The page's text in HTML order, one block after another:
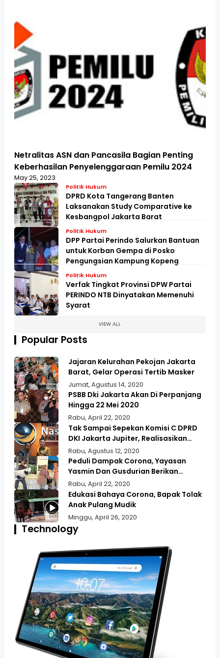
Netralitas ASN dan Pancasila Bagian Penting
Keberhasilan Penyelenggaraan Pemilu 2024
May 25, 2023
Politik Hukum
DPRD Kota Tangerang Banten
Laksanakan Study Comparative ke
Kesbangpol Jakarta Barat
Politik Hukum
DPP Partai Perindo Salurkan Bantuan
untuk Korban Gempa di Posko
Pengungsian Kampung Kopeng
Politik Hukum
Verfak Tingkat Provinsi DPW Partai
PERINDO NTB Dinyatakan Memenuhi
Syarat
VIEW ALL
Popular Posts
Jajaran Kelurahan Pekojan Jakarta
Barat, Gelar Operasi Tertib Masker
Jumat, Agustus 14, 2020
PSBB Dki Jakarta Akan Di Perpanjang
Hingga 22 Mei 2020
Rabu, April 22, 2020
Tak Sampai Sepekan Komisi C DPRD
DKI Jakarta Jupiter, Realisasikan
Aspirasi Masyarakat Duri Kepa Kebun
Jeruk
Rabu, Agustus 12, 2020
Peduli Dampak Corona, Yayasan
Yasmin Dan Gusdurian Berikan
Bansos Untuk Wilayah Pekojan
Rabu, April 22, 2020
Edukasi Bahaya Corona, Bapak Tolak
Anak Pulang Mudik
Minggu, April 26, 2020
Technology